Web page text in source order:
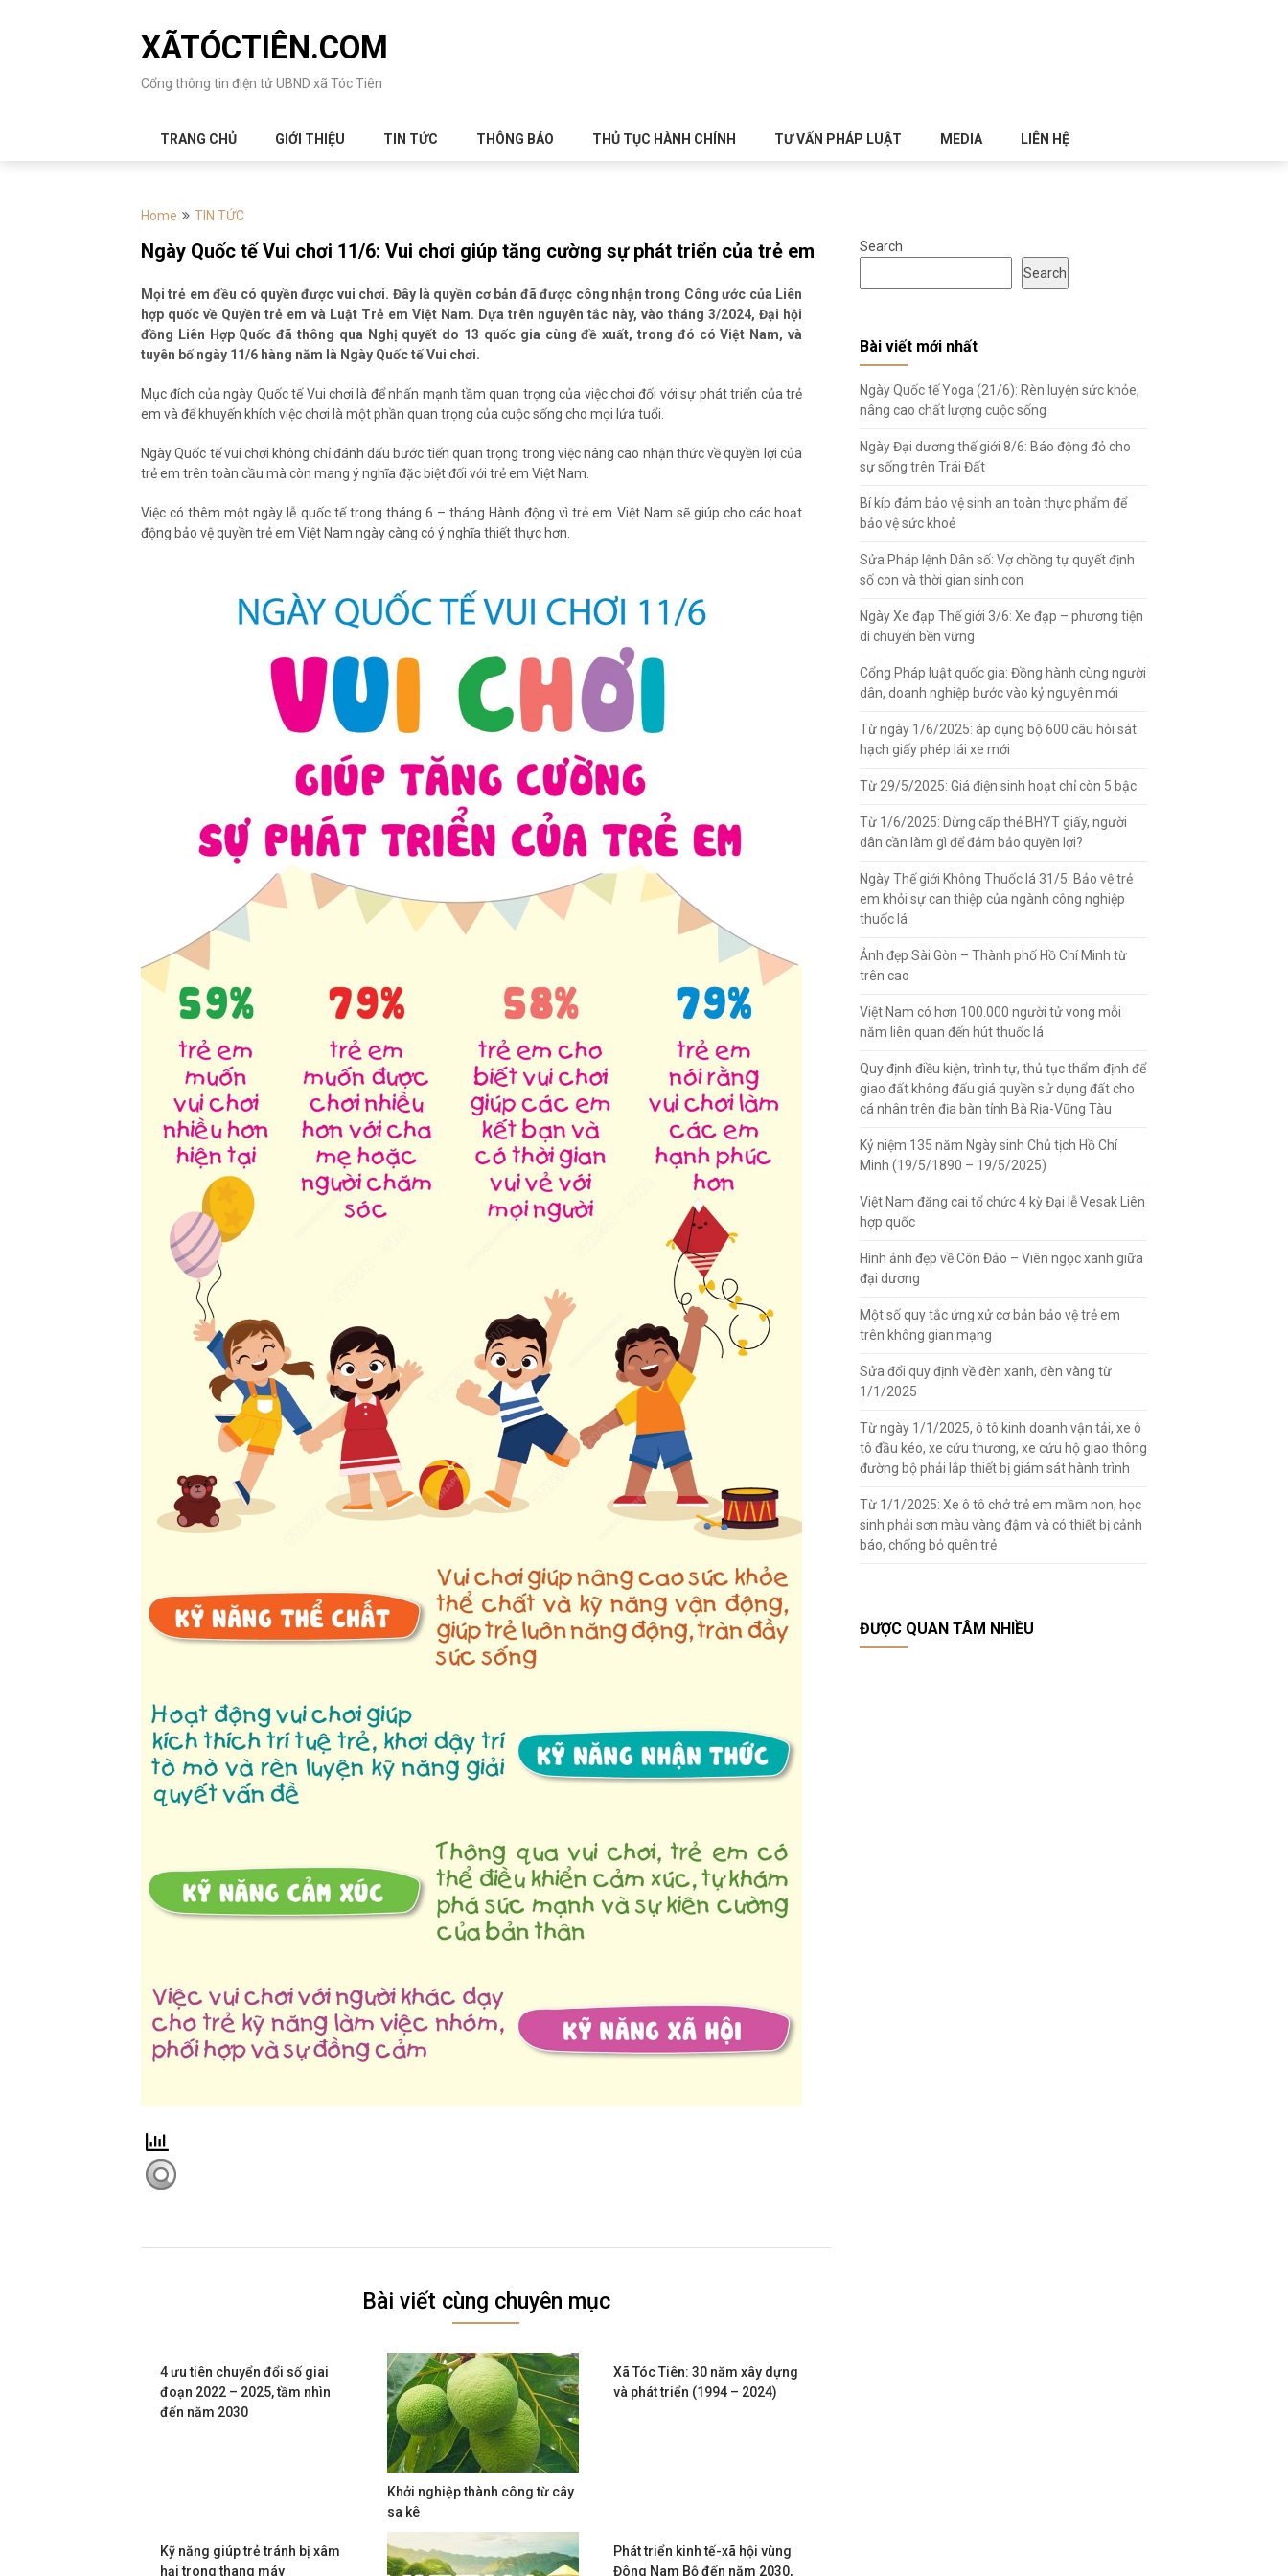
XÃTÓCTIÊN.COM
Cổng thông tin điện tử UBND xã Tóc Tiên
TRANG CHỦ GIỚI THIỆU TIN TỨC THÔNG BÁO THỦ TỤC HÀNH CHÍNH TƯ VẤN PHÁP LUẬT MEDIA LIÊN HỆ
Home TIN TỨC
Ngày Quốc tế Vui chơi 11/6: Vui chơi giúp tăng cường sự phát triển của trẻ em
Mọi trẻ em đều có quyền được vui chơi. Đây là quyền cơ bản đã được công nhận trong Công ước của Liên
hợp quốc về Quyền trẻ em và Luật Trẻ em Việt Nam. Dựa trên nguyên tắc này, vào tháng 3/2024, Đại hội
đồng Liên Hợp Quốc đã thông qua Nghị quyết do 13 quốc gia cùng đề xuất, trong đó có Việt Nam, và
tuyên bố ngày 11/6 hàng năm là Ngày Quốc tế Vui chơi.
Mục đích của ngày Quốc tế Vui chơi là để nhấn mạnh tầm quan trọng của việc chơi đối với sự phát triển của trẻ
em và để khuyến khích việc chơi là một phần quan trọng của cuộc sống cho mọi lứa tuổi.
Ngày Quốc tế vui chơi không chỉ đánh dấu bước tiến quan trọng trong việc nâng cao nhận thức về quyền lợi của
trẻ em trên toàn cầu mà còn mang ý nghĩa đặc biệt đối với trẻ em Việt Nam.
Việc có thêm một ngày lễ quốc tế trong tháng 6 – tháng Hành động vì trẻ em Việt Nam sẽ giúp cho các hoạt
động bảo vệ quyền trẻ em Việt Nam ngày càng có ý nghĩa thiết thực hơn.
Bài viết cùng chuyên mục
4 ưu tiên chuyển đổi số giai
đoạn 2022 – 2025, tầm nhìn
đến năm 2030
Khởi nghiệp thành công từ cây
sa kê
Xã Tóc Tiên: 30 năm xây dựng
và phát triển (1994 – 2024)
Kỹ năng giúp trẻ tránh bị xâm
hại trong thang máy
Phát triển kinh tế-xã hội vùng
Đông Nam Bộ đến năm 2030,
Search
Search
Bài viết mới nhất
Ngày Quốc tế Yoga (21/6): Rèn luyện sức khỏe,
nâng cao chất lượng cuộc sống
Ngày Đại dương thế giới 8/6: Báo động đỏ cho
sự sống trên Trái Đất
Bí kíp đảm bảo vệ sinh an toàn thực phẩm để
bảo vệ sức khoẻ
Sửa Pháp lệnh Dân số: Vợ chồng tự quyết định
số con và thời gian sinh con
Ngày Xe đạp Thế giới 3/6: Xe đạp – phương tiện
di chuyển bền vững
Cổng Pháp luật quốc gia: Đồng hành cùng người
dân, doanh nghiệp bước vào kỷ nguyên mới
Từ ngày 1/6/2025: áp dụng bộ 600 câu hỏi sát
hạch giấy phép lái xe mới
Từ 29/5/2025: Giá điện sinh hoạt chỉ còn 5 bậc
Từ 1/6/2025: Dừng cấp thẻ BHYT giấy, người
dân cần làm gì để đảm bảo quyền lợi?
Ngày Thế giới Không Thuốc lá 31/5: Bảo vệ trẻ
em khỏi sự can thiệp của ngành công nghiệp
thuốc lá
Ảnh đẹp Sài Gòn – Thành phố Hồ Chí Minh từ
trên cao
Việt Nam có hơn 100.000 người tử vong mỗi
năm liên quan đến hút thuốc lá
Quy định điều kiện, trình tự, thủ tục thẩm định để
giao đất không đấu giá quyền sử dụng đất cho
cá nhân trên địa bàn tỉnh Bà Rịa-Vũng Tàu
Kỷ niệm 135 năm Ngày sinh Chủ tịch Hồ Chí
Minh (19/5/1890 – 19/5/2025)
Việt Nam đăng cai tổ chức 4 kỳ Đại lễ Vesak Liên
hợp quốc
Hình ảnh đẹp về Côn Đảo – Viên ngọc xanh giữa
đại dương
Một số quy tắc ứng xử cơ bản bảo vệ trẻ em
trên không gian mạng
Sửa đổi quy định về đèn xanh, đèn vàng từ
1/1/2025
Từ ngày 1/1/2025, ô tô kinh doanh vận tải, xe ô
tô đầu kéo, xe cứu thương, xe cứu hộ giao thông
đường bộ phải lắp thiết bị giám sát hành trình
Từ 1/1/2025: Xe ô tô chở trẻ em mầm non, học
sinh phải sơn màu vàng đậm và có thiết bị cảnh
báo, chống bỏ quên trẻ
ĐƯỢC QUAN TÂM NHIỀU